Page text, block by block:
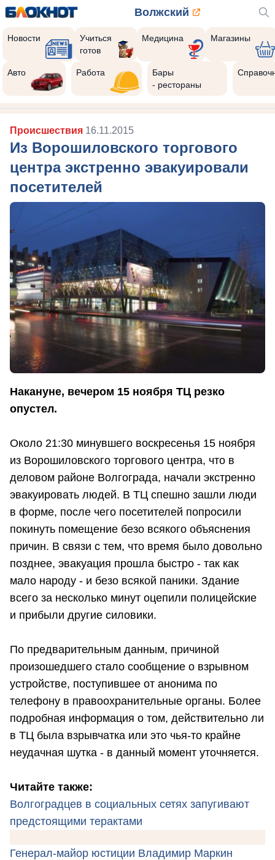
Волжский
Новости
Учиться
готов
Медицина Магазины
Авто Работа
Бары
- рестораны
Происшествия 16.11.2015
Из Ворошиловского торгового
центра экстренно эвакуировали
посетителей
Накануне, вечером 15 ноября ТЦ резко
опустел.
Около 21:30 минувшего воскресенья 15 ноября
из Ворошиловского торгового центра, что в
деловом районе Волгограда, начали экстренно
эвакуировать людей. В ТЦ спешно зашли люди
в форме, после чего посетителей попросили
покинуть помещение безо всякого объяснения
причин. В связи с тем, что время было довольно
позднее, эвакуация прошла быстро - так как
мало народу - и безо всякой паники. Здание
всего за несколько минут оцепили полицейские
и прибыли другие силовики.
По предварительным данным, причиной
произошедшего стало сообщение о взрывном
устройстве, поступившее от анонима по
телефону в правоохранительные органы. Более
подробная информация о том, действительно ли
в ТЦ была взрывчатка или это чья-то крайне
неудачная шутка - в данный момент уточняется.
Читайте также:
Волгоградцев в социальных сетях запугивают
предстоящими терактами
Генерал-майор юстиции Владимир Маркин